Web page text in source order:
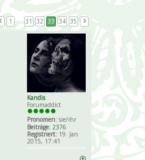
1 31 32 33 34 35
Kandis
Forumaddict
Pronomen: sie/ihr
Beiträge: 2376
Registriert: 19. Jan
2015, 17:41
senden